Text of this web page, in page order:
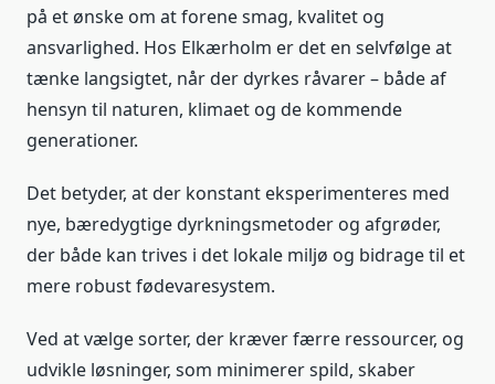
på et ønske om at forene smag, kvalitet og
ansvarlighed. Hos Elkærholm er det en selvfølge at
tænke langsigtet, når der dyrkes råvarer – både af
hensyn til naturen, klimaet og de kommende
generationer.
Det betyder, at der konstant eksperimenteres med
nye, bæredygtige dyrkningsmetoder og afgrøder,
der både kan trives i det lokale miljø og bidrage til et
mere robust fødevaresystem.
Ved at vælge sorter, der kræver færre ressourcer, og
udvikle løsninger, som minimerer spild, skaber